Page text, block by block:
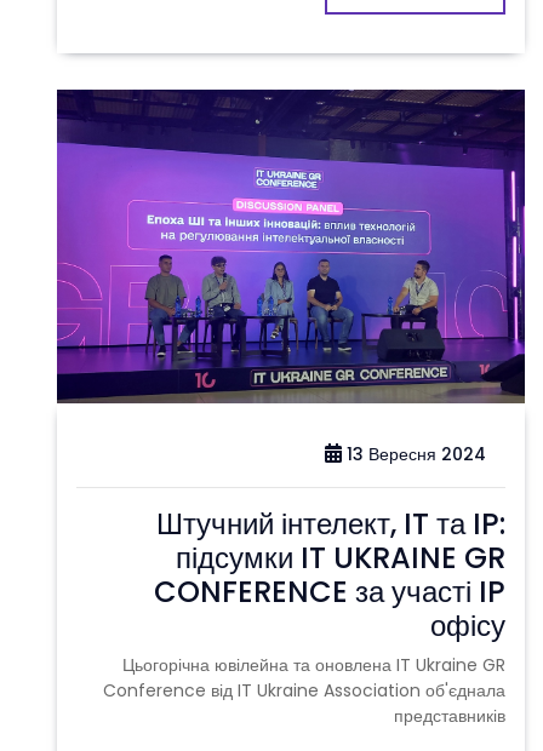
13 Вересня 2024
Штучний інтелект, IT та IP:
підсумки IT UKRAINE GR
CONFERENCE за участі IP
офісу
Цьогорічна ювілейна та оновлена IT Ukraine GR
Conference від IT Ukraine Association об'єднала
представників